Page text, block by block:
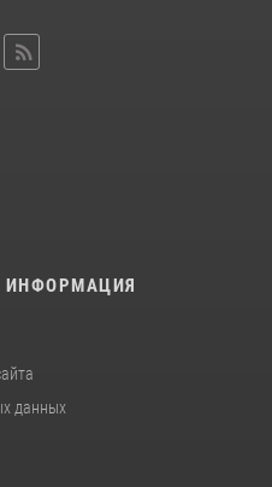
ИНФОРМАЦИЯ
данных